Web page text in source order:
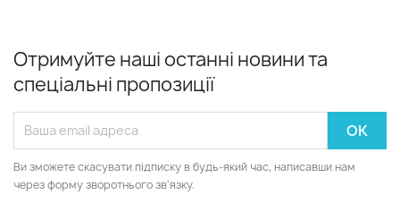
Отримуйте наші останні новини та
спеціальні пропозиції
Ви зможете скасувати підписку в будь-який час, написавши нам
через форму зворотнього зв'язку.